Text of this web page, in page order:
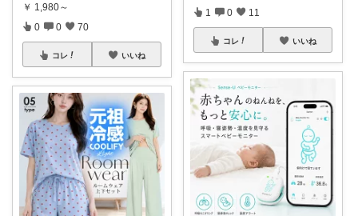
￥ 1,980～
0 0 70
コレ いいね
1 0 11
コレ いいね